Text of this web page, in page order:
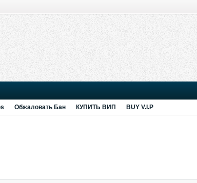
Обжаловать Бан КУПИТЬ ВИП BUY V.I.P